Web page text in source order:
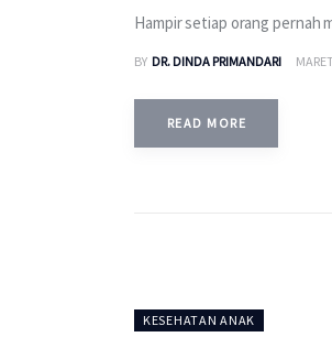
Hampir setiap orang pernah
BY DR. DINDA PRIMANDARI
READ MORE
KESEHATAN ANAK